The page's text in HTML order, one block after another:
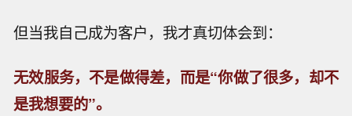
但当我自己成为客户，我才真切体会到：
无效服务，不是做得差，而是“你做了很多，却不
是我想要的”。